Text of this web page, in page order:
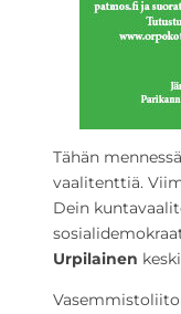
Tähän
vaalitenttiä.
Dein
Urpilainen